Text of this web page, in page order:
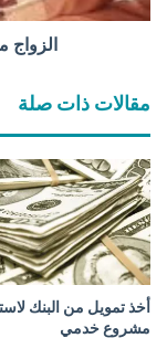
م
م
ة
و
ع
د
م
ا
ل
ت
الزواج
مقالات ذات صلة
أخذ تمويل من البنك
مشروع خدمي